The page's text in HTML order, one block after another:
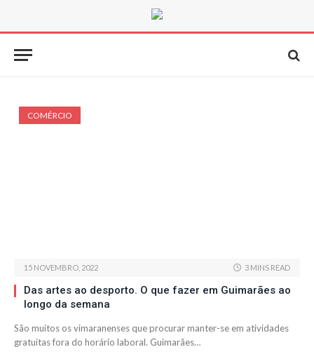
COMÉRCIO
15 NOVEMBRO, 2022 3 MINS READ
Das artes ao desporto. O que fazer em Guimarães ao
longo da semana
São muitos os vimaranenses que procurar manter-se em atividades
gratuitas fora do horário laboral. Guimarães…